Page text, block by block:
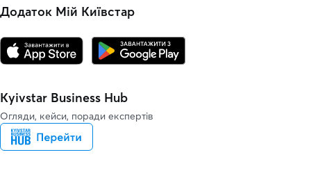
Додаток Мій Київстар
Kyivstar Business Hub
Огляди, кейси, поради експертів